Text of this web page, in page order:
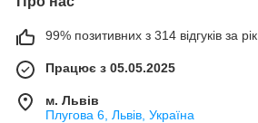
99% позитивних з 314 відгуків за рік
Працює з 05.05.2025
м. Львів
Плугова 6, Львів, Україна